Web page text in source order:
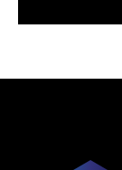
являются